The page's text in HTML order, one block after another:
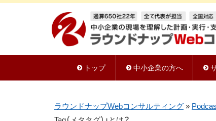
トップ 中小企業の方へ
ラウンドナップWebコンサルティング »